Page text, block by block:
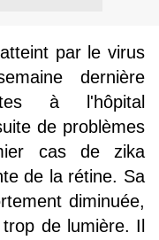
par le virus
dernière
à l'hôpital
de problèmes
cas de zika
de la rétine. Sa
diminuée,
de lumière. Il